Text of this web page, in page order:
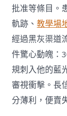
批准等條目。
軌跡、教學場
經過黑灰渠道
件驚心動魄：
規刺入他的藍
審視衝擊。長
分薄利，便賣